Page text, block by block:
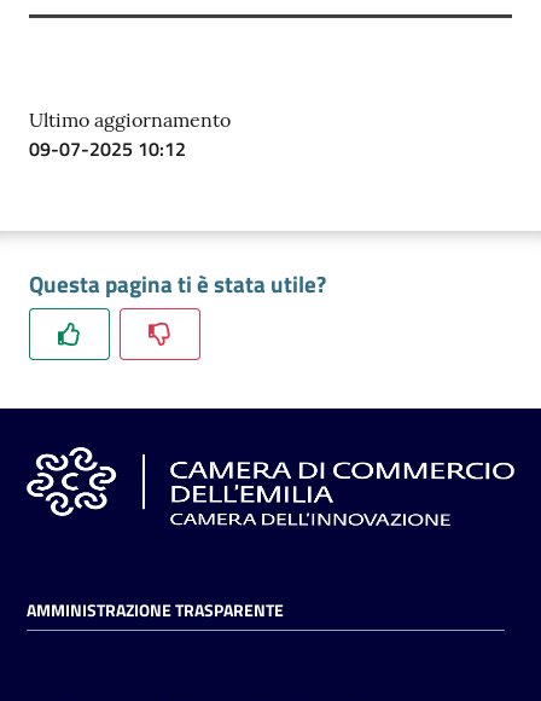
Ultimo aggiornamento
09-07-2025 10:12
Questa pagina ti è stata utile?
AMMINISTRAZIONE TRASPARENTE